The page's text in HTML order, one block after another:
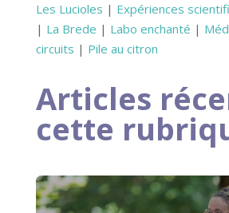
Les Lucioles | Expériences
| La Brede | Labo enchanté |
circuits | Pile au citron
Articles
cette